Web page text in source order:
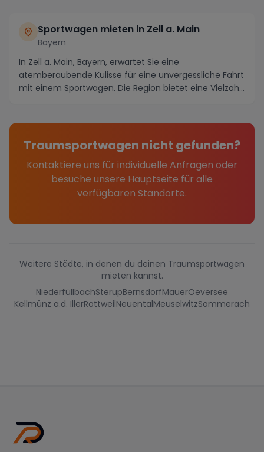
Sportwagen mieten in Zell a. Main
Bayern
In Zell a. Main, Bayern, erwartet Sie eine
atemberaubende Kulisse für eine unvergessliche Fahrt
mit einem Sportwagen. Die Region bietet eine Vielzahl
Traumsportwagen nicht gefunden?
Kontaktiere uns für individuelle Anfragen oder
besuche unsere Hauptseite für alle
verfügbaren Standorte.
Weitere Städte, in denen du deinen Traumsportwagen
mieten kannst.
NiederfüllbachSterupBernsdorfMauerOeversee
Kellmünz a.d. IllerRottweilNeuentalMeuselwitzSommerach